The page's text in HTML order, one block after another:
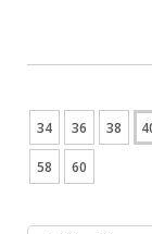
34
36 38
58 60